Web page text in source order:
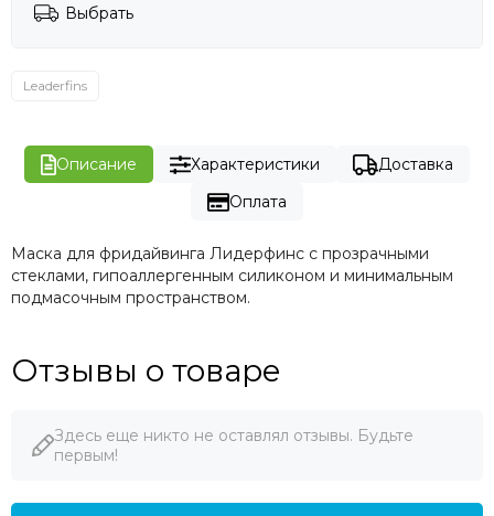
Выбрать
Leaderfins
Описание Характеристики
Доставка
Оплата
Маска для фридайвинга Лидерфинс с прозрачными
стеклами, гипоаллергенным силиконом и минимальным
подмасочным пространством.
Отзывы о товаре
Здесь еще никто не оставлял отзывы. Будьте
первым!